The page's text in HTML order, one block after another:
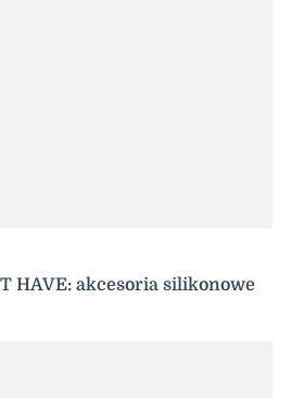
HAVE: akcesoria silikonowe